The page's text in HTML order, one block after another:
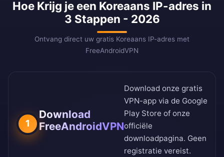
Hoe Krijg je een Koreaans IP-adres in
3 Stappen - 2026
Ontvang direct uw gratis Koreaans IP-adres met
FreeAndroidVPN
1
Download
FreeAndroidVPN
Download onze gratis
VPN-app via de Google
Play Store of onze
officiële
downloadpagina. Geen
registratie vereist.